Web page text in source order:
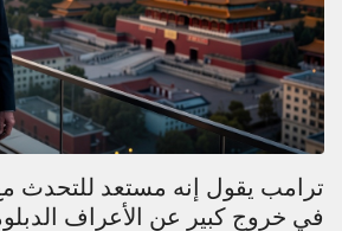
ترامب يقول إنه مستعد للتحدث
في خروج كبير عن الأعراف